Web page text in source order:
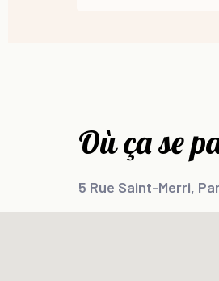
Où ça se
5 Rue Saint-Merri,